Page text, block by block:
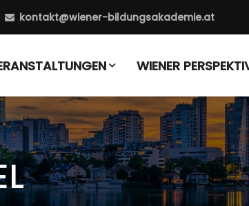
kontakt@wiener-bildungsakademie.at
WIENER